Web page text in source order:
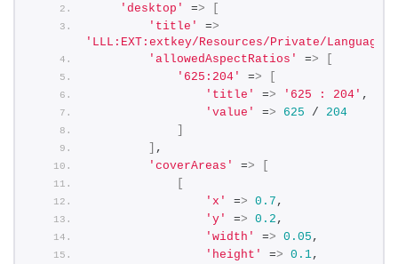
'desktop'
=>
'title'
=>
'LLL:EXT:extkey/Resources/Private/
'allowedAspectRatios'
=>
'625:204'
=>
'title'
=> '625 : 204' ,
'value'
=> 625 / 204
,
'coverAreas'
=>
'x'
=> 0.7 ,
'y'
=> 0.2 ,
'width'
=> 0.05 ,
'height'
=> 0.1,